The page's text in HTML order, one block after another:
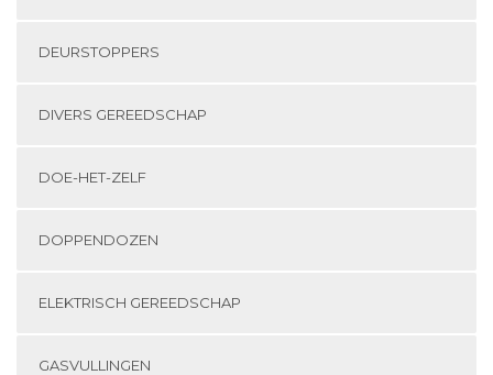
DEURSTOPPERS
DIVERS GEREEDSCHAP
DOE-HET-ZELF
DOPPENDOZEN
ELEKTRISCH GEREEDSCHAP
GASVULLINGEN